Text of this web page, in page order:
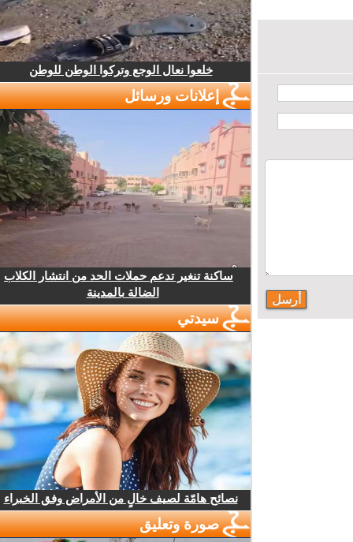
خلعوا نعال الوجع وتركوا الوطن للوطن
إعلانات ورسائل
ساكنة تنغير تدعم حملات الحد من انتشار الكلاب
الضالة بالمدينة
سيدتي
نصائح هامّة لصيف خالٍ من الأمراض وفق الخبراء
صورة وتعليق